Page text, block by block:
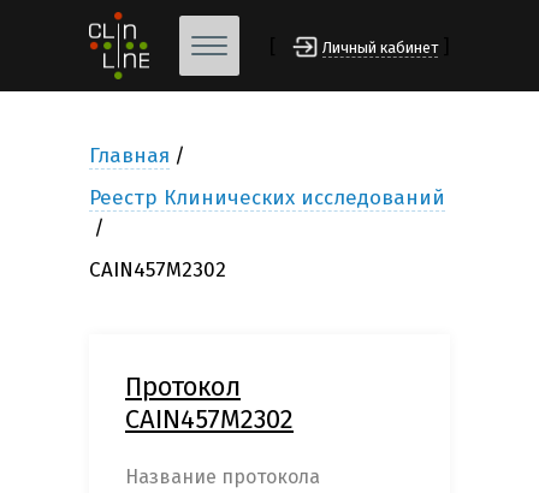
Личный кабинет
Главная
Реестр Клинических исследований
CAIN457M2302
Протокол
CAIN457M2302
Название протокола